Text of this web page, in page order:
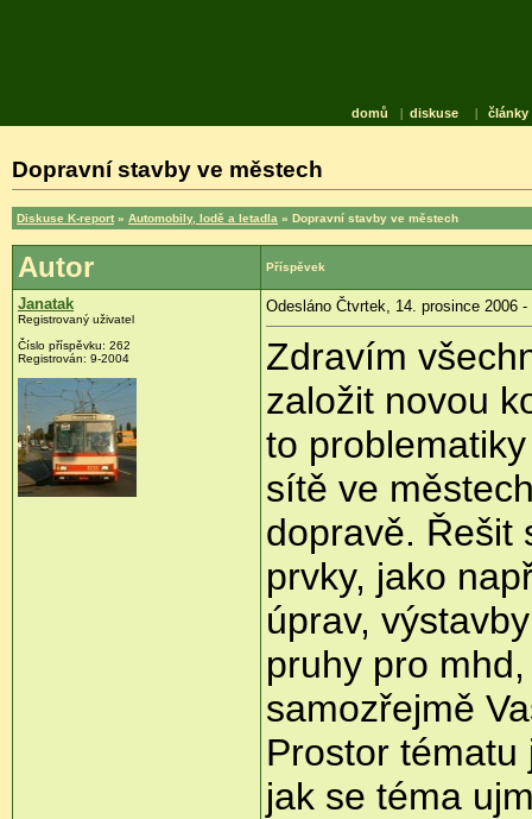
domů | diskuse | články
Dopravní stavby ve městech
Diskuse K-report » Automobily, lodě a letadla » Dopravní stavby ve městech
Autor Příspěvek
Janatak
Registrovaný uživatel
Číslo příspěvku: 262
Registrován: 9-2004
Odesláno Čtvrtek, 14. prosince 2006 -
Zdravím
založit novou
to
sítě ve
dopravě. Řešit
prvky, jako
úprav,
pruhy pro
samozřejmě
Prostor tématu
jak se téma